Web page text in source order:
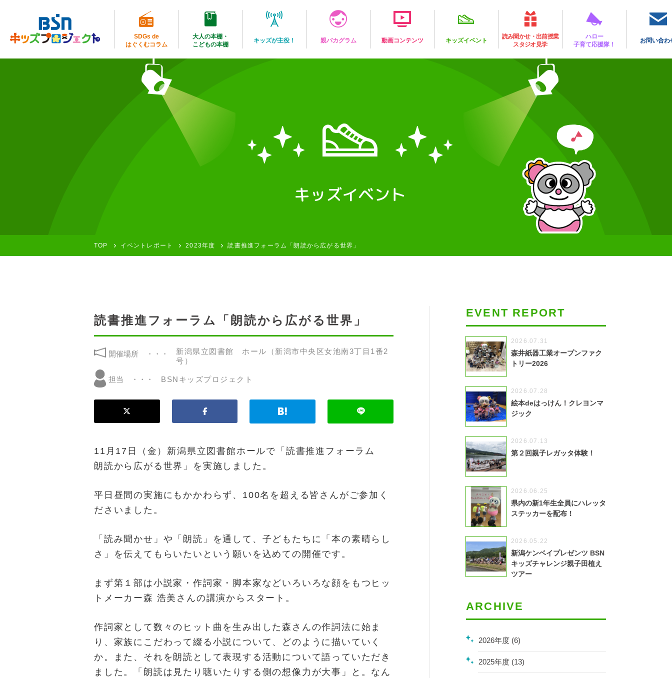
SDGs de
はぐくむコラム
大人の本棚・
こどもの本棚
キッズが主役！ 親バカグラム 動画コンテンツ キッズイベント
読み聞かせ・出前授業
スタジオ見学
ハロー
子育て応援隊！
お問い合わ
キッズイベント
TOP イベントレポート 2023年度 読書推進フォーラム「朗読から広がる世界」
読書推進フォーラム「朗読から広がる世界」
開催場所
新潟県立図書館 ホール（新潟市中央区女池南3丁目1番2
号）
担当 BSNキッズプロジェクト
11月17日（金）新潟県立図書館ホールで「読書推進フォーラム
朗読から広がる世界」を実施しました。
平日昼間の実施にもかかわらず、100名を超える皆さんがご参加く
ださいました。
「読み聞かせ」や「朗読」を通して、子どもたちに「本の素晴らし
さ」を伝えてもらいたいという願いを込めての開催です。
まず第１部は小説家・作詞家・脚本家などいろいろな顔をもつヒッ
トメーカー森 浩美さんの講演からスタート。
作詞家として数々のヒット曲を生み出した森さんの作詞法に始ま
り、家族にこだわって綴る小説について、どのように描いていく
か。また、それを朗読として表現する活動について語っていただき
ました。「朗読は見たり聴いたりする側の想像力が大事」と。なん
EVENT REPORT
2026.07.31
森井紙器工業オープンファク
トリー2026
2026.07.28
絵本deはっけん！クレヨンマ
ジック
2026.07.13
第２回親子レガッタ体験！
2026.06.25
県内の新1年生全員にハレッタ
ステッカーを配布！
2026.05.22
新潟ケンベイプレゼンツ BSN
キッズチャレンジ親子田植え
ツアー
ARCHIVE
2026年度 (6)
2025年度 (13)